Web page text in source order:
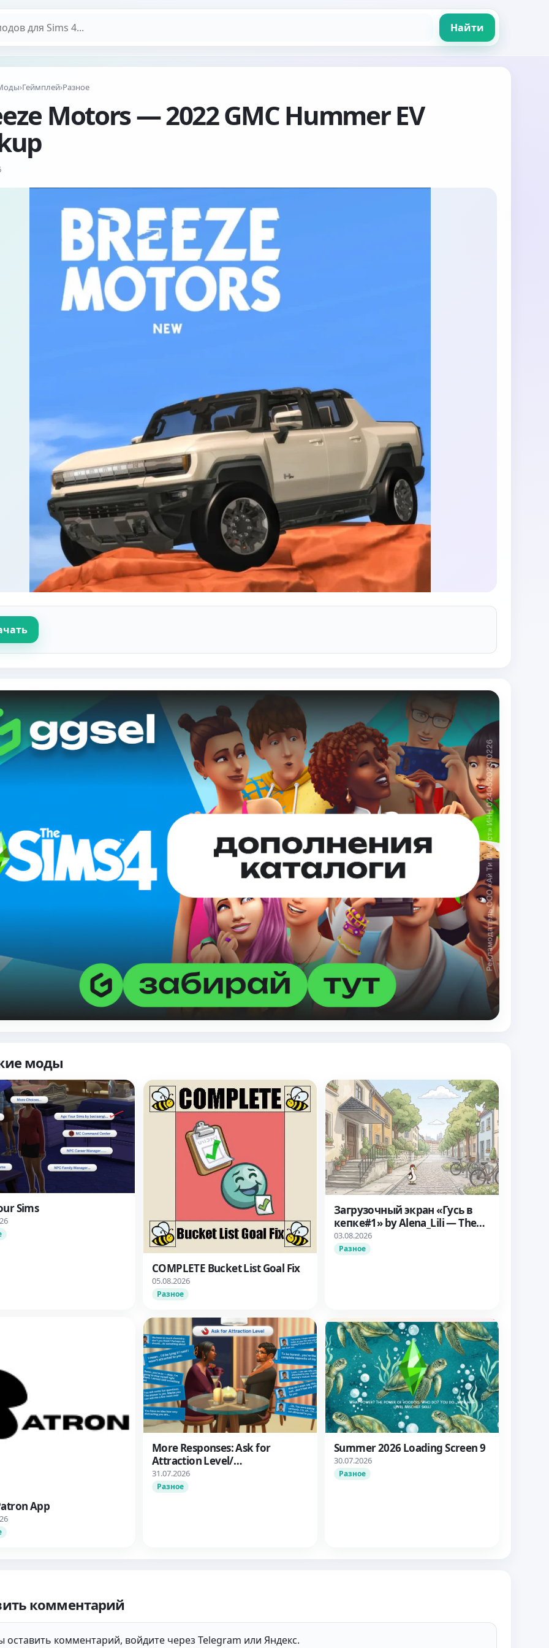
Найти
›Геймплей›Разное
Motors — 2022 GMC Hummer EV
моды
Sims
COMPLETE Bucket List Goal Fix
05.08.2026
Разное
Загрузочный экран «Гусь в
кепке#1» by Alena_Lili — The
Sims 4
03.08.2026
Разное
App
More Responses: Ask for
Attraction Level/
Дополнительные варианты
ответа: Узнать об уровне
31.07.2026
Разное
Summer 2026 Loading Screen 9
30.07.2026
Разное
комментарий
оставить комментарий, войдите через Telegram или Яндекс.